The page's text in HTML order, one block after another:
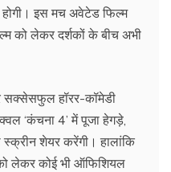
होगी। इस मच अवेटेड फिल्म
को लेकर दर्शकों के बीच अभी
सक्सेसफुल हॉरर-कॉमेडी
‘कंचना 4’ में पूजा हेगड़े,
शेयर करेंगी। हालांकि
लेकर कोई भी ऑफिशियल